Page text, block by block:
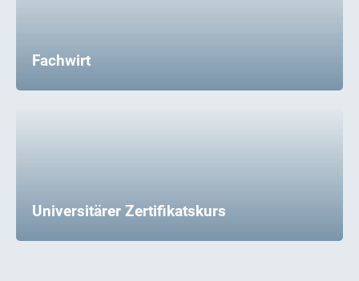
Fachwirt
Universitärer Zertifikatskurs